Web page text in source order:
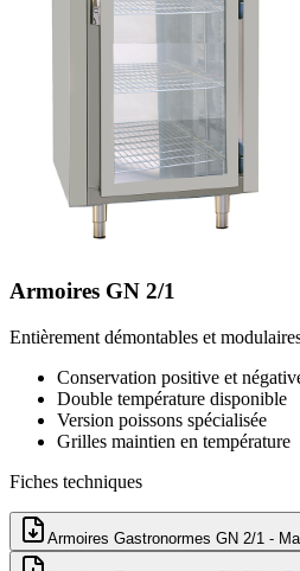
Armoires GN 2/1
Entièrement démontables et
Conservation positive et
Double température disponible
Version poissons spécialisée
Grilles maintien en température
Fiches techniques
Armoires Gastronormes GN 2/1 -